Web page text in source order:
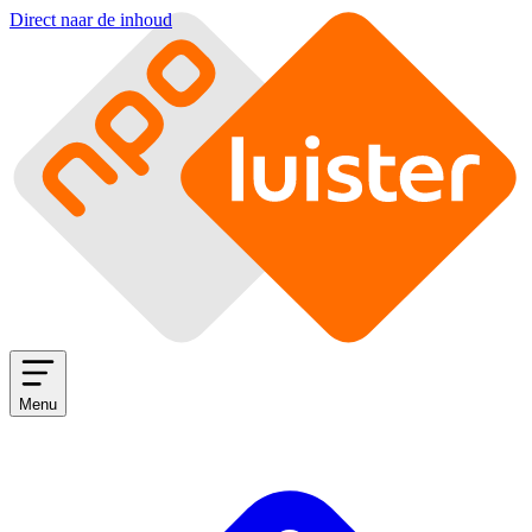
Direct naar de inhoud
Menu